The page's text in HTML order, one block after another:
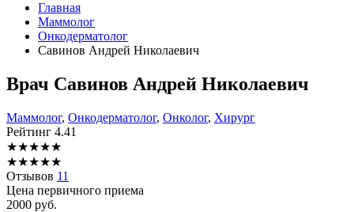
Главная
Маммолог
Онкодерматолог
Савинов Андрей Николаевич
Врач Савинов Андрей Николаевич
Маммолог, Онкодерматолог, Онколог, Хирург
Рейтинг 4.41
★★★★★
★★★★★
Отзывов 11
Цена первичного приема
2000 руб.